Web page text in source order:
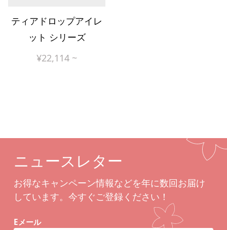
ティアドロップアイレ
ット シリーズ
¥22,114 ~
ニュースレター
お得なキャンペーン情報などを年に数回お届け
しています。今すぐご登録ください！
Eメール